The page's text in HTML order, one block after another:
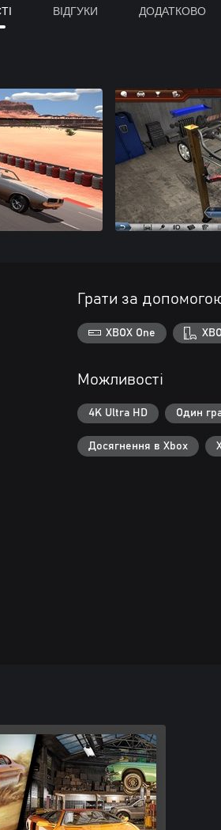
ВІДГУКИ ДОДАТКОВО
Грати за
XBOX One
Можливості
4K Ultra HD Один
Досягнення в Xbox